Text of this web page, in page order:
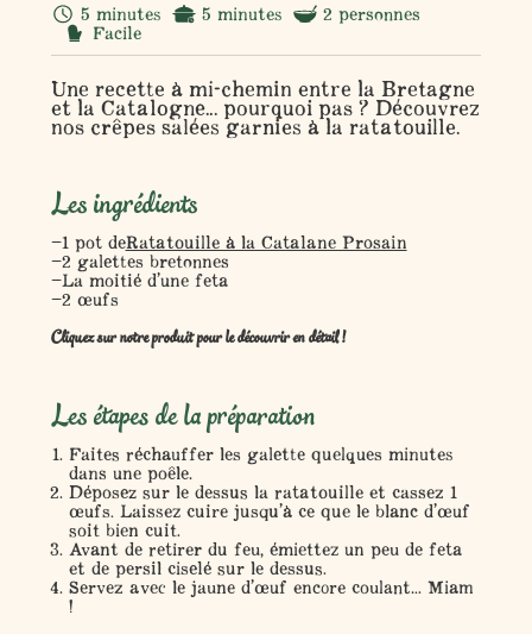
5 minutes 5 minutes
2 personnes
Facile
Une recette à mi-chemin entre la Bretagne
et la Catalogne... pourquoi pas ? Découvrez
nos crêpes salées garnies à la ratatouille.
Les ingrédients
1 pot deRatatouille à la Catalane Prosain
2 galettes bretonnes
La moitié d’une feta
2 œufs
Cliquez sur notre produit pour le découvrir en détail !
Les étapes de la préparation
Faites réchauffer les galette quelques minutes
dans une poêle.
Déposez sur le dessus la ratatouille et cassez 1
œufs. Laissez cuire jusqu’à ce que le blanc d’œuf
soit bien cuit.
Avant de retirer du feu, émiettez un peu de feta
et de persil ciselé sur le dessus.
Servez avec le jaune d’œuf encore coulant... Miam
!